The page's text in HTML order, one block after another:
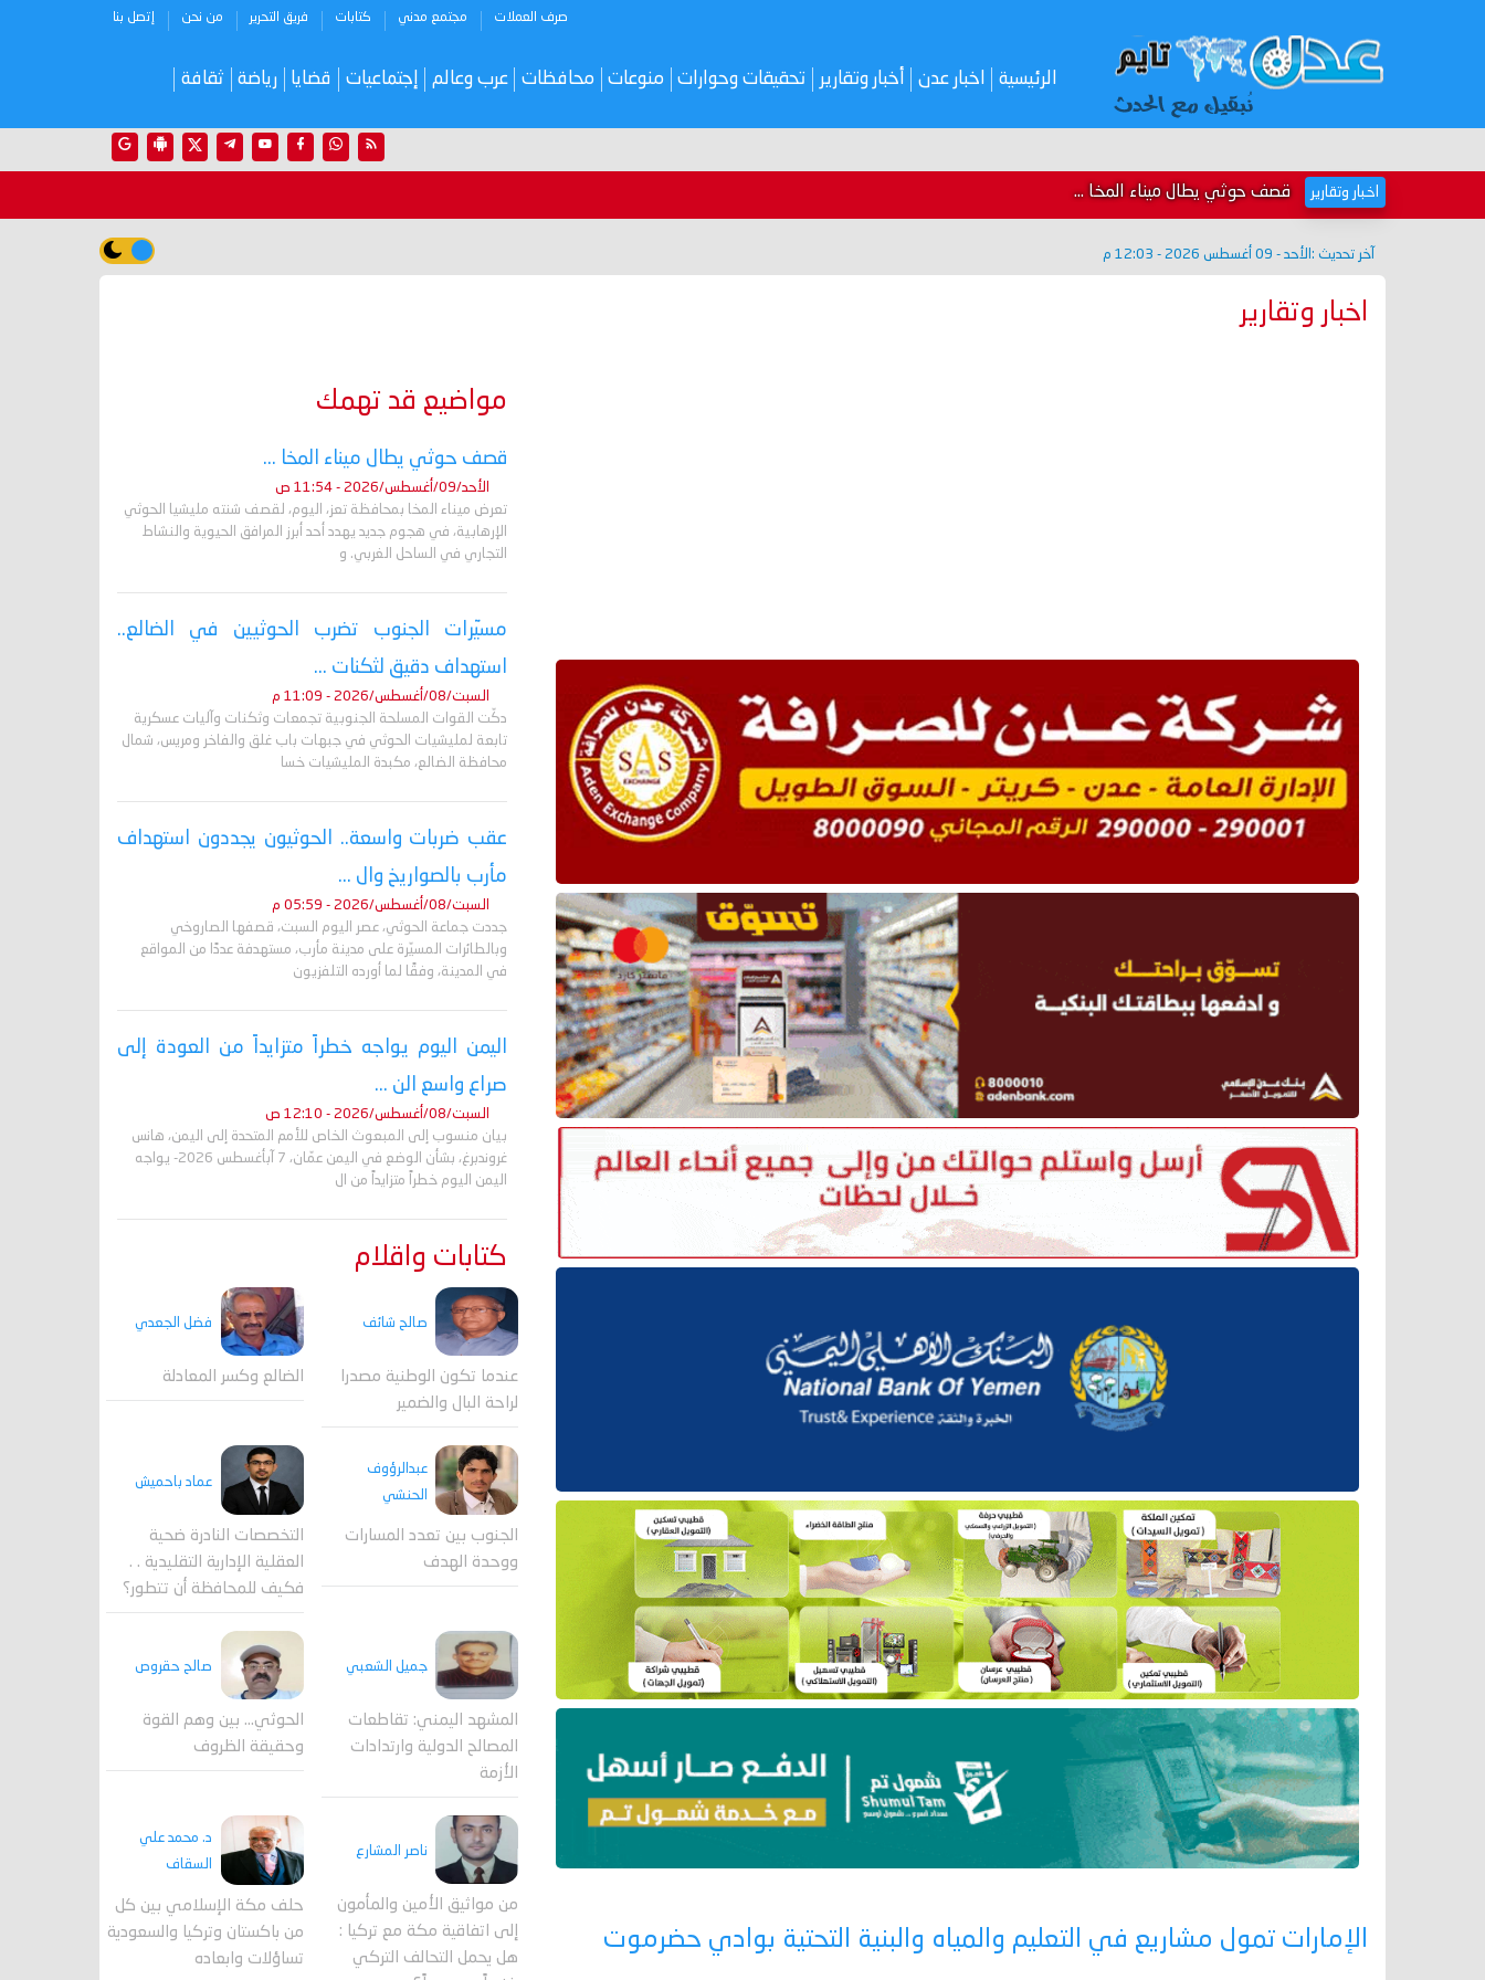
صرف العملات مجتمع مدني كتابات فريق التحرير من نحن إتصل بنا
الرئيسية اخبار عدن أخبار وتقارير تحقيقات وحوارات منوعات محافظات عرب وعالم إجتماعيات قضايا رياضة ثقافة
اخبار وتقارير قصف حوثي يطال ميناء المخا ...
آخر تحديث : الأحد - 09 أغسطس 2026 - 12:03 م
اخبار وتقارير
الإمارات تمول مشاريع في التعليم والمياه والبنية التحتية بوادي حضرموت
مواضيع قد تهمك
قصف حوثي يطال ميناء المخا ...
الأحد/09/أغسطس/2026 - 11:54 ص
تعرض ميناء المخا بمحافظة تعز، اليوم، لقصف شنته مليشيا الحوثي
الإرهابية، في هجوم جديد يهدد أحد أبرز المرافق الحيوية والنشاط
التجاري في الساحل الغربي. و
مسيّرات الجنوب تضرب الحوثيين في الضالع..
استهداف دقيق لثكنات ...
السبت/08/أغسطس/2026 - 11:09 م
دكّت القوات المسلحة الجنوبية تجمعات وثكنات وآليات عسكرية
تابعة لمليشيات الحوثي في جبهات باب غلق والفاخر ومريس، شمال
محافظة الضالع، مكبدة المليشيات خسا
عقب ضربات واسعة.. الحوثيون يجددون استهداف
مأرب بالصواريخ وال ...
السبت/08/أغسطس/2026 - 05:59 م
جددت جماعة الحوثي، عصر اليوم السبت، قصفها الصاروخي
وبالطائرات المسيّرة على مدينة مأرب، مستهدفة عددًا من المواقع
في المدينة، وفقًا لما أورده التلفزيون
اليمن اليوم يواجه خطراً متزايداً من العودة إلى
صراع واسع الن ...
السبت/08/أغسطس/2026 - 12:10 ص
بيان منسوب إلى المبعوث الخاص للأمم المتحدة إلى اليمن، هانس
غروندبرغ، بشأن الوضع في اليمن عمّان، 7 آبأغسطس 2026- يواجه
اليمن اليوم خطراً متزايداً من ال
كتابات واقلام
صالح شائف
عندما تكون الوطنية مصدرا
لراحة البال والضمير
فضل الجعدي
الضالع وكسر المعادلة
عبدالرؤوف
الحنشي
الجنوب بين تعدد المسارات
ووحدة الهدف
عماد باحميش
التخصصات النادرة ضحية
العقلية الإدارية التقليدية . .
فكيف للمحافظة أن تتطور؟
جميل الشعبي
المشهد اليمني: تقاطعات
المصالح الدولية وارتدادات
الأزمة
صالح حقروص
الحوثي... بين وهم القوة
وحقيقة الظروف
ناصر المشارع
من مواثيق الأمين والمأمون
إلى اتفاقية مكة مع تركيا :
هل يحمل التحالف التركي
د. محمد علي
السقاف
حلف مكة الإسلامي بين كل
من باكستان وتركيا والسعودية
تساؤلات وابعاده